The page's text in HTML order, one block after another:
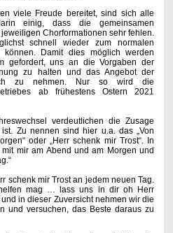
viele Freude bereitet, sind sich alle
einig, dass die gemeinsamen
Chorformationen sehr fehlen.
schnell wieder zum normalen
können. Damit dies möglich werden
gefordert, uns an die Vorgaben der
zu halten und das Angebot der
zu nehmen. Nur so wird die
ab frühestens Ostern 2021
verdeutlichen die Zusage
Zu nennen sind hier u.a. das „Von
oder „Herr schenk mir Trost“. In
mir am Abend und am Morgen und
schenk mir Trost an jedem neuen Tag.
mag … lass uns in dir oh Herr
in dieser Zuversicht nehmen wir die
und versuchen, das Beste daraus zu